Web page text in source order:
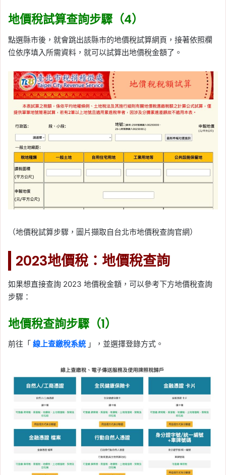
地價稅試算查詢步驟（4）
點選縣市後，就會跳出該縣市的地價稅試算網頁，接著依照欄
位依序填入所需資料，就可以試算出地價稅金額了。
（地價稅試算步驟，圖片擷取自台北市地價稅查詢官網）
2023地價稅：地價稅查詢
如果想直接查詢 2023 地價稅金額，可以參考下方地價稅查詢
步驟：
地價稅查詢步驟（1）
前往「 線上查繳稅系統 」，並選擇登錄方式。